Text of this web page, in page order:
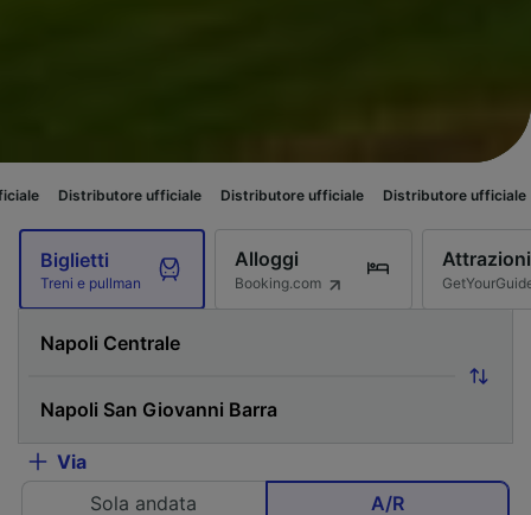
ufficiale Distributore ufficiale Distributore ufficiale
Biglietti
Treni e pullman
Alloggi
Booking.com
Attrazioni
Via
Sola andata
A/R